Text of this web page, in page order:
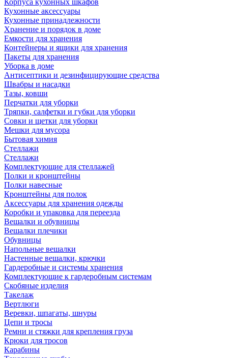
Корпуса кухонных шкафов
Кухонные аксессуары
Кухонные принадлежности
Хранение и порядок в доме
Емкости для хранения
Контейнеры и ящики для хранения
Пакеты для хранения
Уборка в доме
Антисептики и дезинфицирующие средства
Швабры и насадки
Тазы, ковши
Перчатки для уборки
Тряпки, салфетки и губки для уборки
Совки и щетки для уборки
Мешки для мусора
Бытовая химия
Стеллажи
Стеллажи
Комплектующие для стеллажей
Полки и кронштейны
Полки навесные
Кронштейны для полок
Аксессуары для хранения одежды
Коробки и упаковка для переезда
Вешалки и обувницы
Вешалки плечики
Обувницы
Напольные вешалки
Настенные вешалки, крючки
Гардеробные и системы хранения
Комплектующие к гардеробным системам
Скобяные изделия
Такелаж
Вертлюги
Веревки, шпагаты, шнуры
Цепи и тросы
Ремни и стяжки для крепления груза
Крюки для тросов
Карабины